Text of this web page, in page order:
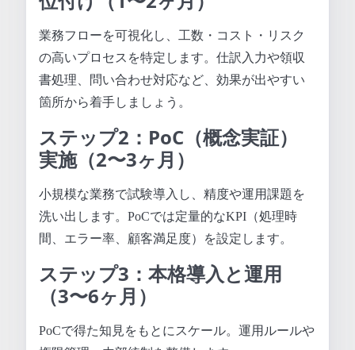
業務フローを可視化し、工数・コスト・リスク
の高いプロセスを特定します。仕訳入力や領収
書処理、問い合わせ対応など、効果が出やすい
箇所から着手しましょう。
ステップ2：PoC（概念実証）
実施（2〜3ヶ月）
小規模な業務で試験導入し、精度や運用課題を
洗い出します。PoCでは定量的なKPI（処理時
間、エラー率、顧客満足度）を設定します。
ステップ3：本格導入と運用
（3〜6ヶ月）
PoCで得た知見をもとにスケール。運用ルールや